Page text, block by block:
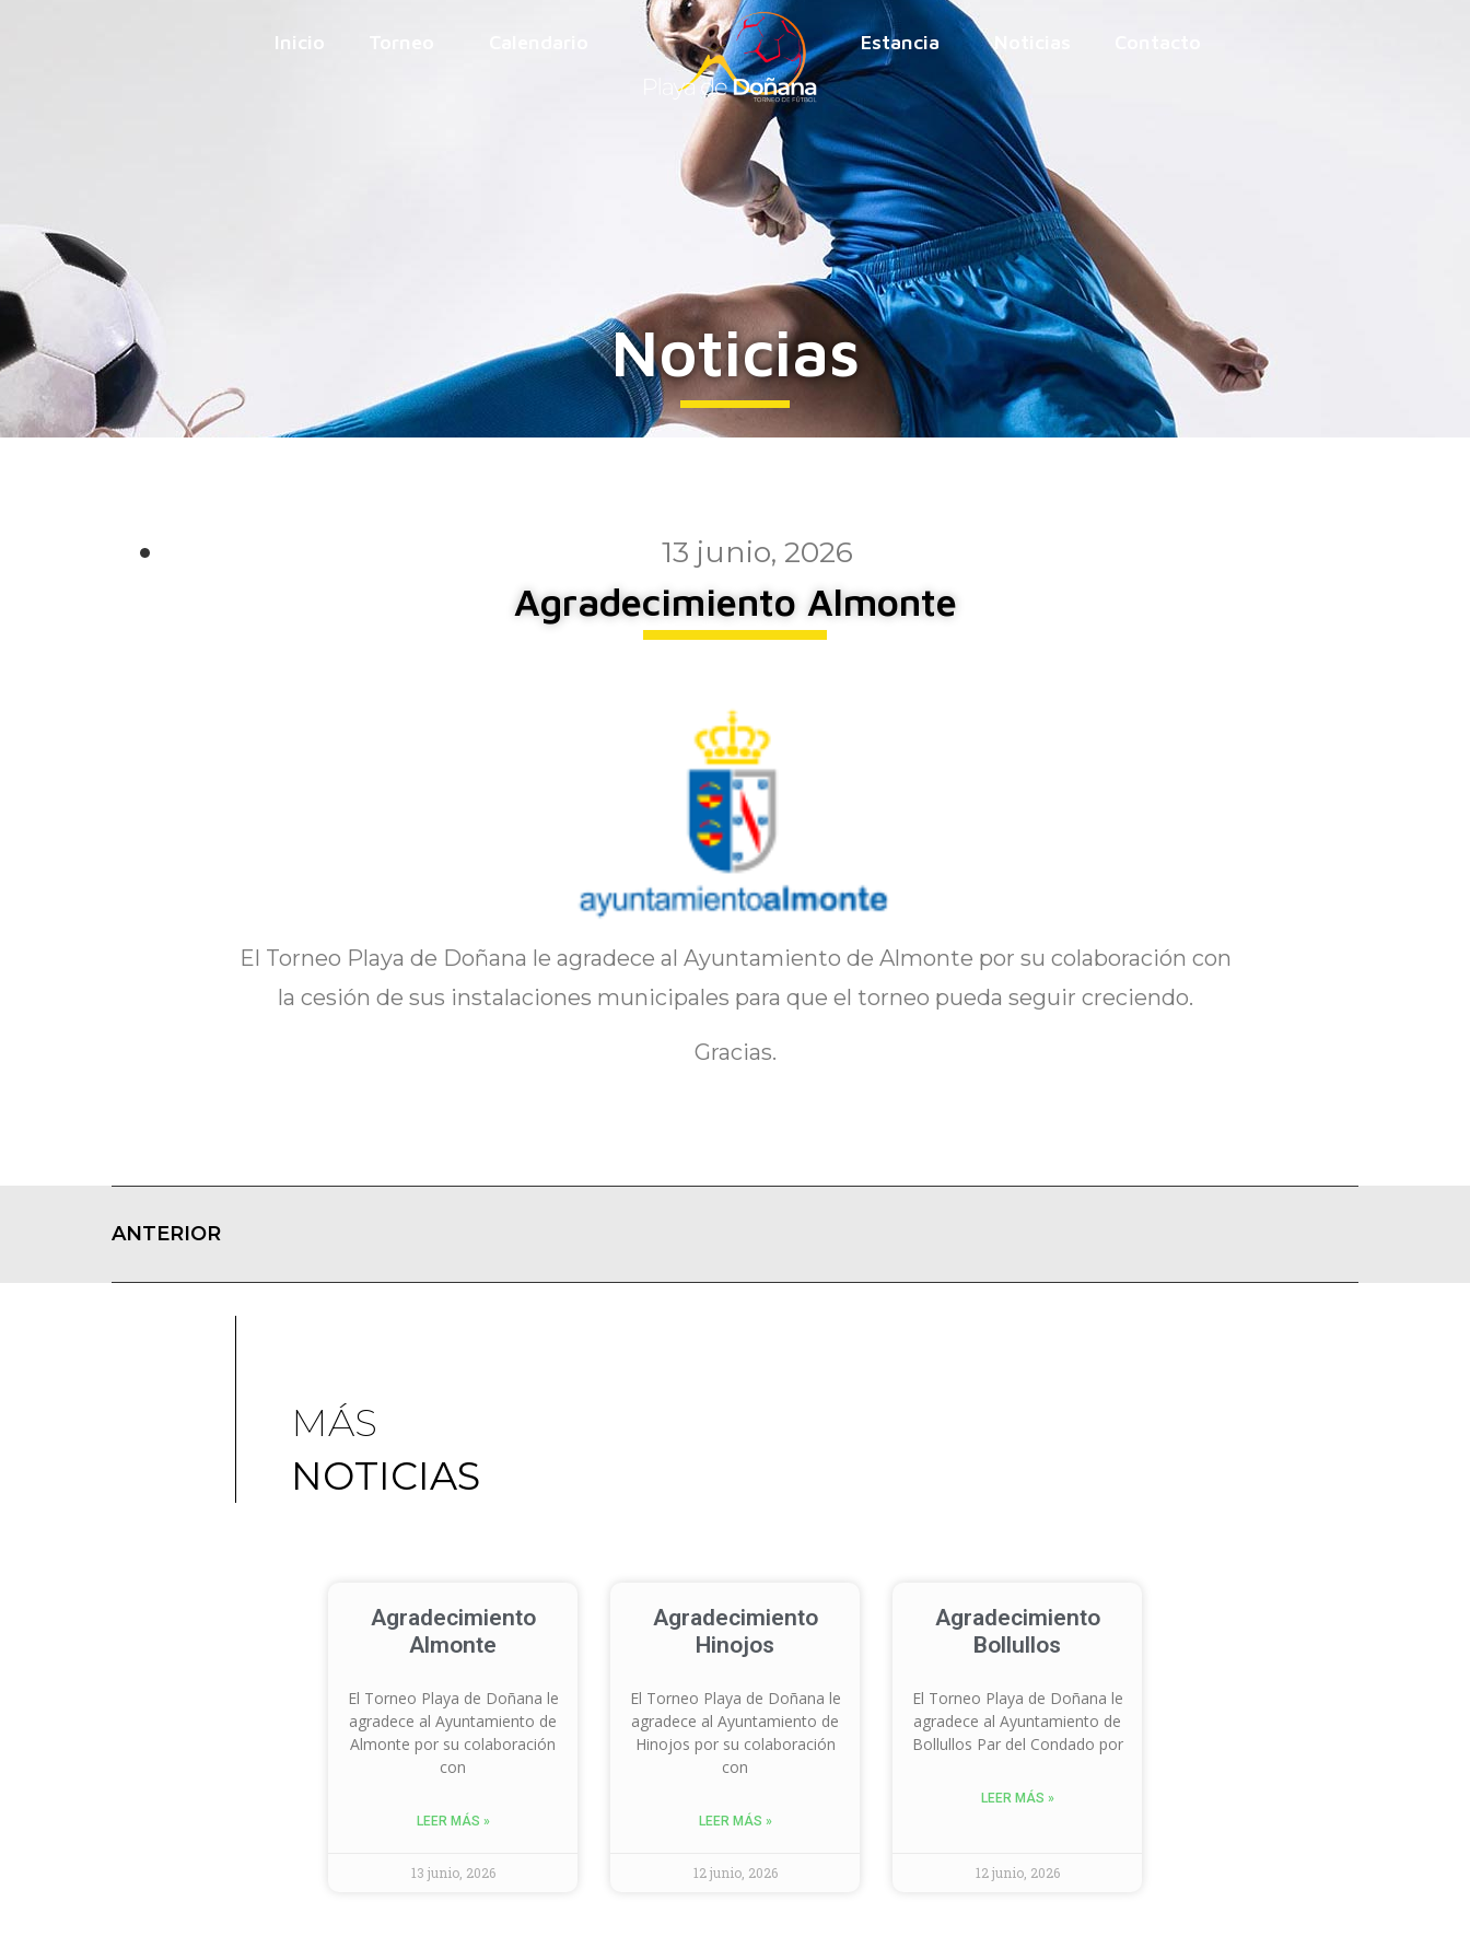
Inicio Estancia
Noticias
13 junio, 2026
Agradecimiento Almonte
El Torneo Playa de Doñana le agradece al Ayuntamiento de Almonte por su colaboración con
la cesión de sus instalaciones municipales para que el torneo pueda seguir creciendo.
Gracias.
ANTERIOR
MÁS
NOTICIAS
Agradecimiento
Almonte
El Torneo Playa de Doñana le
agradece al Ayuntamiento de
Almonte por su colaboración
con
LEER MÁS »
13 junio, 2026
Agradecimiento
Hinojos
El Torneo Playa de Doñana le
agradece al Ayuntamiento de
Hinojos por su colaboración
con
LEER MÁS »
12 junio, 2026
Agradecimiento
Bollullos
El Torneo Playa de Doñana le
agradece al Ayuntamiento de
Bollullos Par del Condado por
LEER MÁS »
12 junio, 2026